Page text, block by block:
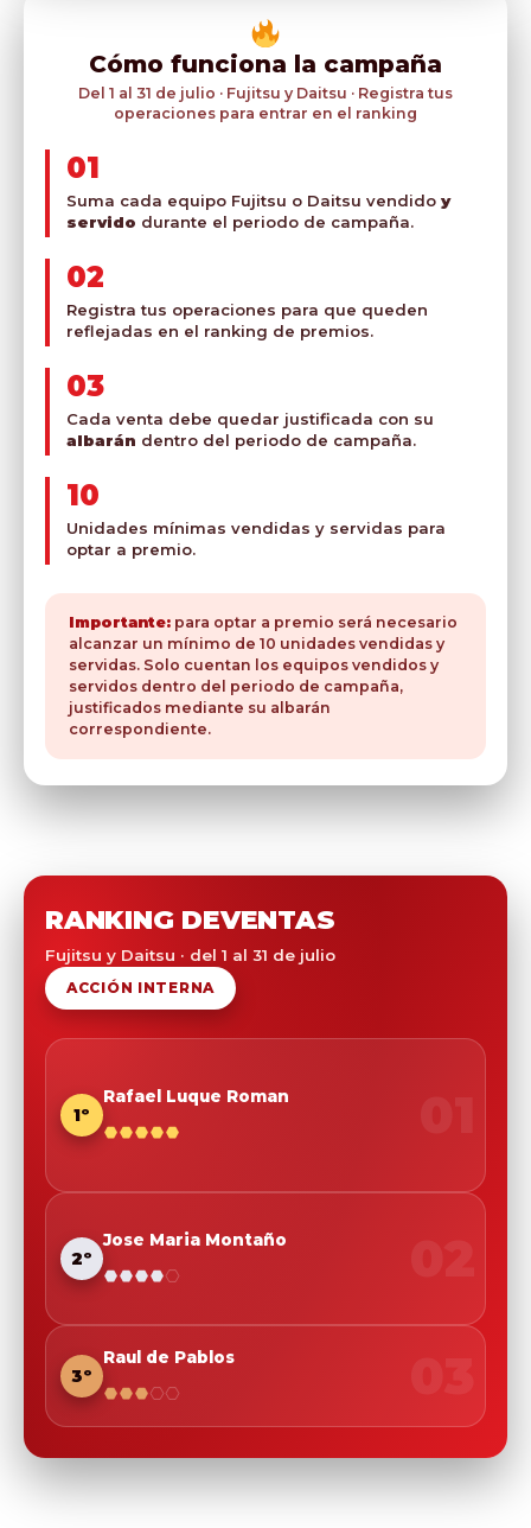
Cómo funciona la campaña
Del 1 al 31 de julio · Fujitsu y Daitsu · Registra tus
operaciones para entrar en el ranking
01
Suma cada equipo Fujitsu o Daitsu vendido y
servido durante el periodo de campaña.
02
Registra tus operaciones para que queden
reflejadas en el ranking de premios.
03
Cada venta debe quedar justificada con su
albarán dentro del periodo de campaña.
10
Unidades mínimas vendidas y servidas para
optar a premio.
Importante: para optar a premio será necesario
alcanzar un mínimo de 10 unidades vendidas y
servidas. Solo cuentan los equipos vendidos y
servidos dentro del periodo de campaña,
justificados mediante su albarán
correspondiente.
RANKING DEVENTAS
Fujitsu y Daitsu · del 1 al 31 de julio
ACCIÓN INTERNA
1º
Rafael Luque Roman
2º
Jose Maria Montaño
3º
Raul de Pablos